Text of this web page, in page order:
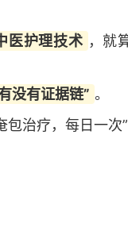
医护理技术 ，就
没有证据链” 。
治疗，每日一次”